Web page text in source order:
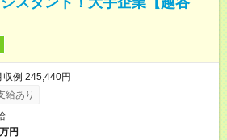
例 245,440円
給あり
円